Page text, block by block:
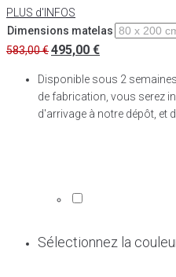
PLUS d'INFOS
Dimensions matelas
583,00€495,00 €
Disponible sous 2
de fabrication, vous serez
d'arrivage à notre dépôt, et
Sélectionnez la